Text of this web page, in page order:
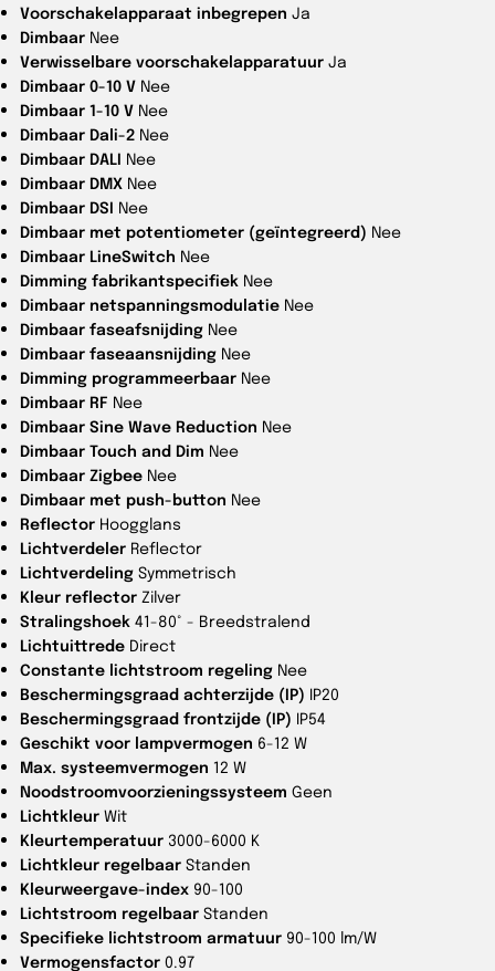
Voorschakelapparaat inbegrepen Ja
Dimbaar Nee
Verwisselbare voorschakelapparatuur Ja
Dimbaar 0-10 V Nee
Dimbaar 1-10 V Nee
Dimbaar Dali-2 Nee
Dimbaar DALI Nee
Dimbaar DMX Nee
Dimbaar DSI Nee
Dimbaar met potentiometer (geïntegreerd) Nee
Dimbaar LineSwitch Nee
Dimming fabrikantspecifiek Nee
Dimbaar netspanningsmodulatie Nee
Dimbaar faseafsnijding Nee
Dimbaar faseaansnijding Nee
Dimming programmeerbaar Nee
Dimbaar RF Nee
Dimbaar Sine Wave Reduction Nee
Dimbaar Touch and Dim Nee
Dimbaar Zigbee Nee
Dimbaar met push-button Nee
Reflector Hoogglans
Lichtverdeler Reflector
Lichtverdeling Symmetrisch
Kleur reflector Zilver
Stralingshoek 41-80° - Breedstralend
Lichtuittrede Direct
Constante lichtstroom regeling Nee
Beschermingsgraad achterzijde (IP) IP20
Beschermingsgraad frontzijde (IP) IP54
Geschikt voor lampvermogen 6-12 W
Max. systeemvermogen 12 W
Noodstroomvoorzieningssysteem Geen
Lichtkleur Wit
Kleurtemperatuur 3000-6000 K
Lichtkleur regelbaar Standen
Kleurweergave-index 90-100
Lichtstroom regelbaar Standen
Specifieke lichtstroom armatuur 90-100 lm/W
Vermogensfactor 0.97